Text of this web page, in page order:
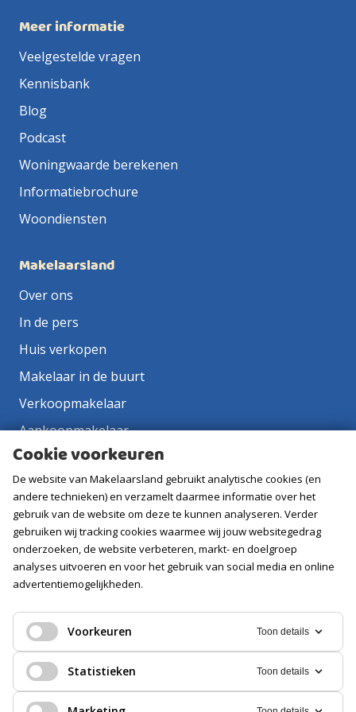
Meer informatie
Veelgestelde vragen
Kennisbank
Blog
Podcast
Woningwaarde berekenen
Informatiebrochure
Woondiensten
Makelaarsland
Over ons
In de pers
Huis verkopen
Makelaar in de buurt
Verkoopmakelaar
Aankoopmakelaar
Contact
Vacatures
Volg ons
Cookie voorkeuren
De website van Makelaarsland gebruikt analytische cookies (en
andere technieken) en verzamelt daarmee informatie over het
gebruik van de website om deze te kunnen analyseren. Verder
gebruiken wij tracking cookies waarmee wij jouw websitegedrag
onderzoeken, de website verbeteren, markt- en doelgroep
analyses uitvoeren en voor het gebruik van social media en online
advertentiemogelijkheden.
Voorkeuren Toon details
Statistieken Toon details